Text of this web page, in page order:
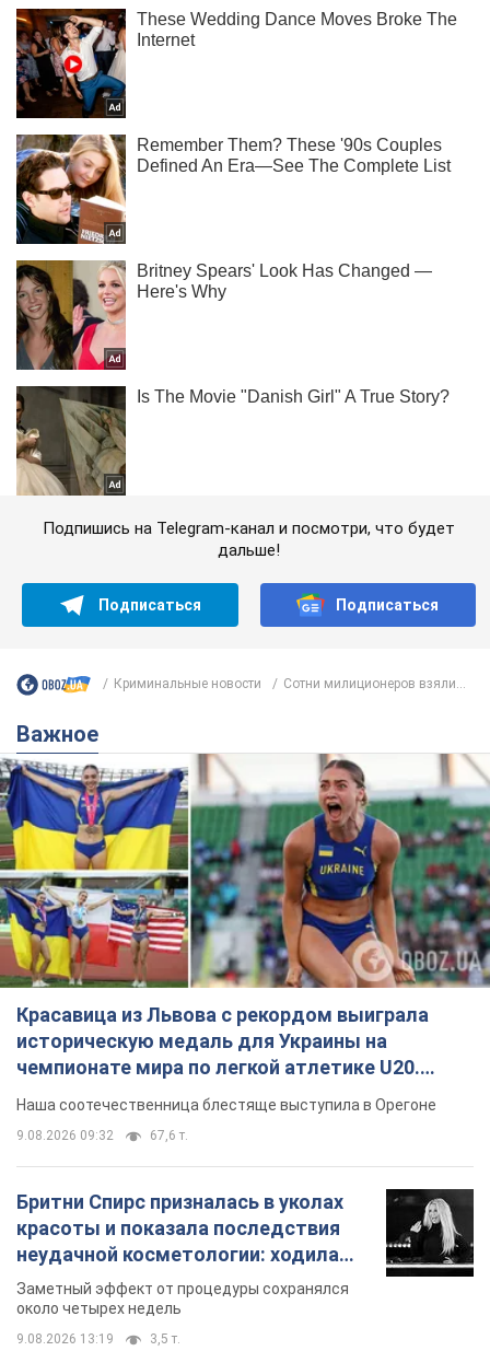
Подпишись на Telegram-канал и посмотри, что будет
дальше!
Подписаться Подписаться
Криминальные новости Сотни милиционеров взяли...
Важное
Красавица из Львова с рекордом выиграла
историческую медаль для Украины на
чемпионате мира по легкой атлетике U20.
Видео
Наша соотечественница блестяще выступила в Орегоне
9.08.2026 09:32 67,6 т.
Бритни Спирс призналась в уколах
красоты и показала последствия
неудачной косметологии: ходила
так почти месяц
Заметный эффект от процедуры сохранялся
около четырех недель
9.08.2026 13:19 3,5 т.